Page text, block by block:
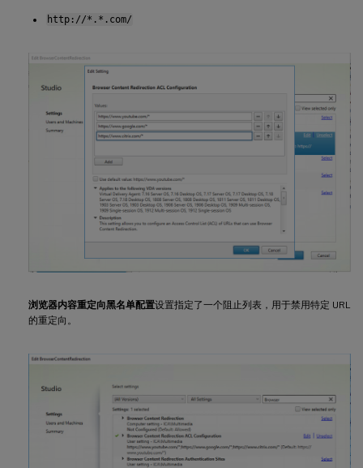
http://*.*.com/
浏览器内容重定向黑名单配置设置指定了一个阻止列表，用于禁用特定 URL
的重定向。